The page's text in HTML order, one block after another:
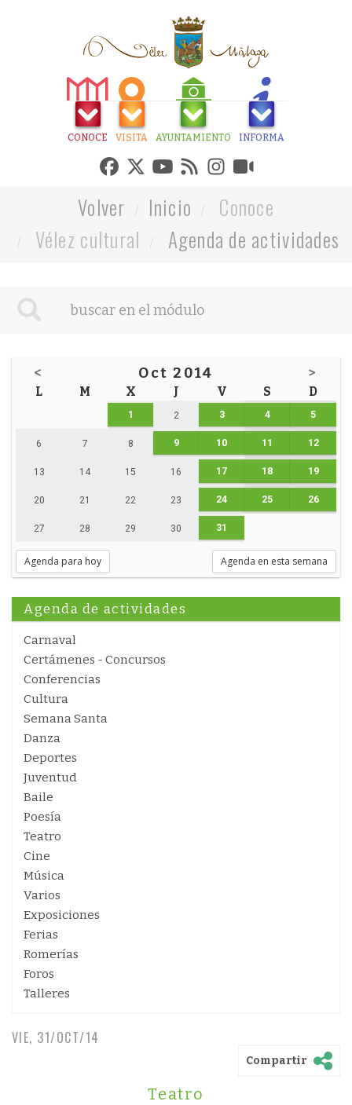
CONOCE VISITA AYUNTAMIENTO INFORMA
Volver Inicio
Conoce
Vélez cultural
Agenda de actividades
< Oct 2014 >
L M X J V S D
1 2 3 4 5
6 7 8 9 10 11 12
13 14 15 16 17 18 19
20 21 22 23 24 25 26
27 28 29 30 31
Agenda para hoy Agenda en esta semana
Agenda de actividades
Carnaval
Certámenes - Concursos
Conferencias
Cultura
Semana Santa
Danza
Deportes
Juventud
Baile
Poesía
Teatro
Cine
Música
Varios
Exposiciones
Ferias
Romerías
Foros
Talleres
VIE, 31/OCT/14
Compartir
Teatro